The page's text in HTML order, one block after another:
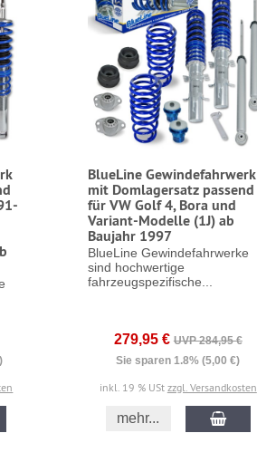
BlueLine Gewindefahrwerk
mit Domlagersatz passend
für VW Golf 4, Bora und
Variant-Modelle (1J) ab
Baujahr 1997
BlueLine Gewindefahrwerke
sind hochwertige
fahrzeugspezifische...
279,95 € UVP 284,95 €
Sie sparen 1.8% (5,00 €)
inkl. 19 % USt zzgl. Versandkosten
mehr...